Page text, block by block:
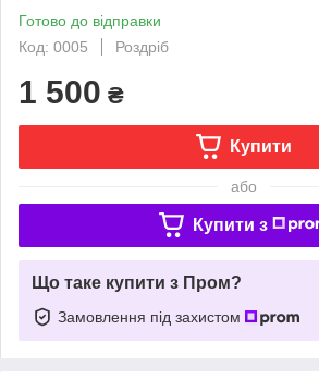
Готово до відправки
Код: 0005
Роздріб
1 500 ₴
Купити
або
Купити з
Що таке купити з Пром?
Замовлення під захистом